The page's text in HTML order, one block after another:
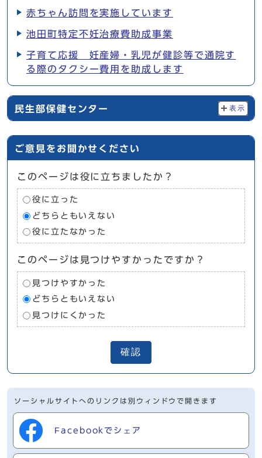
赤ちゃん訪問を実施しています
池田町特定不妊治療費助成事業
子育て応援 妊産婦・乳児が健診等で通院す
る際のタクシー費用を助成します
民生部保健センター 表示
ご意見をお聞かせください
このページは役に立ちましたか？
役に立った
どちらともいえない
役に立たなかった
このページは見つけやすかったですか？
見つけやすかった
どちらともいえない
見つけにくかった
確認
ソーシャルサイトへのリンクは別ウィンドウで開きます
Facebookでシェア